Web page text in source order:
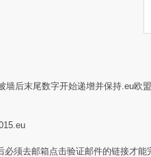
墙后末尾数字开始递增并保持.eu欧
须去邮箱点击验证邮件的链接才